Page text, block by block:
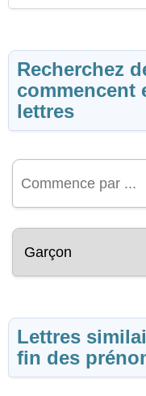
Recherchez
commencent
lettres
Lettres
fin des